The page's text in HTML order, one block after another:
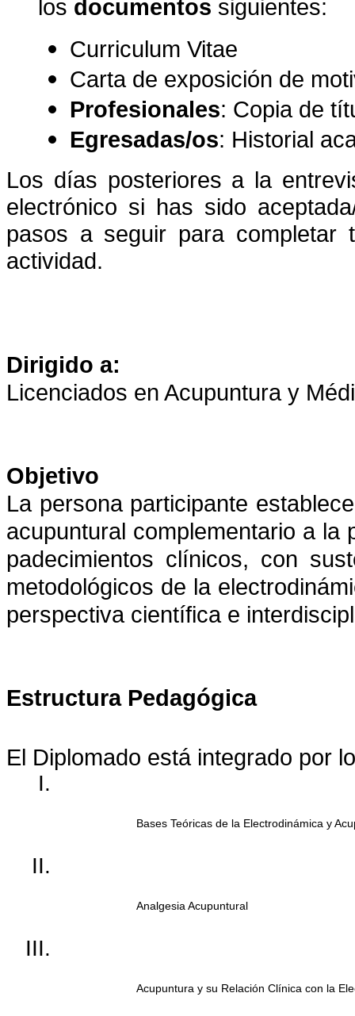
los documentos siguientes:
Curriculum Vitae
Carta de exposición de
Profesionales: Copia de
Egresadas/os: Historial
Los días posteriores a la
electrónico si has sido
pasos a seguir para completar
actividad.
Dirigido a:
Licenciados en Acupuntura y
Objetivo
La persona participante
acupuntural complementario a
padecimientos clínicos, con
metodológicos de la
perspectiva científica e
Estructura Pedagógica
El Diplomado está integrado por
Bases Teóricas de la Electrodinámica y
Analgesia Acupuntural
Acupuntura y su Relación Clínica con la